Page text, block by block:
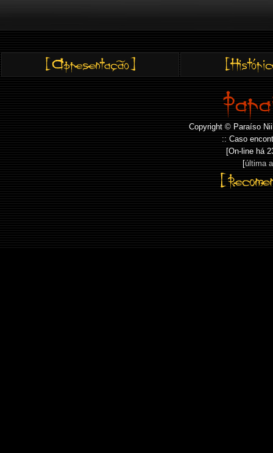
Copyright © Paraíso
:: Caso
[On-line há
[última